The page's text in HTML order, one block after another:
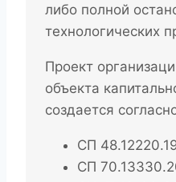
либо полной
технологических
Проект
объекта
создается
СП
СП